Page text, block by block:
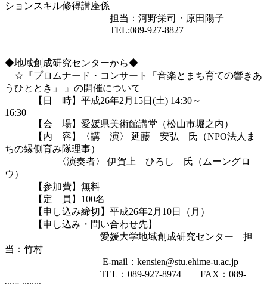
ションスキル修得講座係
担当：河野栄司・原田陽子
TEL:089-927-8827
◆地域創成研究センターから◆
☆『プロムナード・コンサート「音楽とまち育ての響きあ
うひととき」 』の開催について
【日　時】平成26年2月15日(土) 14:30～
16:30
【会　場】愛媛県美術館講堂（松山市堀之内）
【内　容】〈講　演〉 延藤　安弘　氏（NPO法人ま
ちの縁側育み隊理事）
ウ）
【参加費】無料
【定　員】100名
【申し込み締切】平成26年2月10日（月）
【申し込み・問い合わせ先】
愛媛大学地域創成研究センター　担
当：竹村
TEL：089-927-8974　　FAX：089-